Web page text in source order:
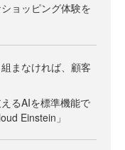
ョッピング体験を
まなければ、顧客
るAIを標準機能で
Einstein」